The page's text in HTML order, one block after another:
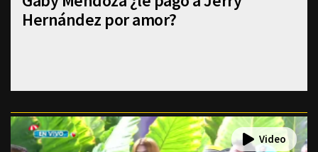
Hernández por amor?